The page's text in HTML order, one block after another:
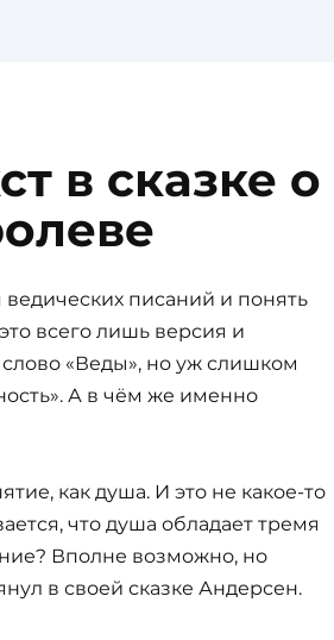
в сказке о
писаний и понять
всего лишь версия и
«Веды», но уж слишком
А в чём же именно
как душа. И это не какое-то
что душа обладает тремя
Вполне возможно, но
в своей сказке Андерсен.